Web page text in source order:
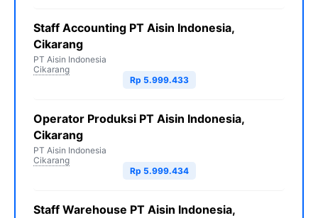
Staff Accounting PT Aisin Indonesia,
Cikarang
PT Aisin Indonesia
Cikarang
Rp 5.999.433
Operator Produksi PT Aisin Indonesia,
Cikarang
PT Aisin Indonesia
Cikarang
Rp 5.999.434
Staff Warehouse PT Aisin Indonesia,